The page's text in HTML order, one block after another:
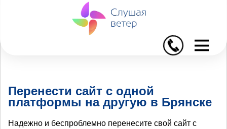
I
Перенести сайт с одной
платформы на другую в Брянске
Надежно и беспроблемно перенесите свой сайт с